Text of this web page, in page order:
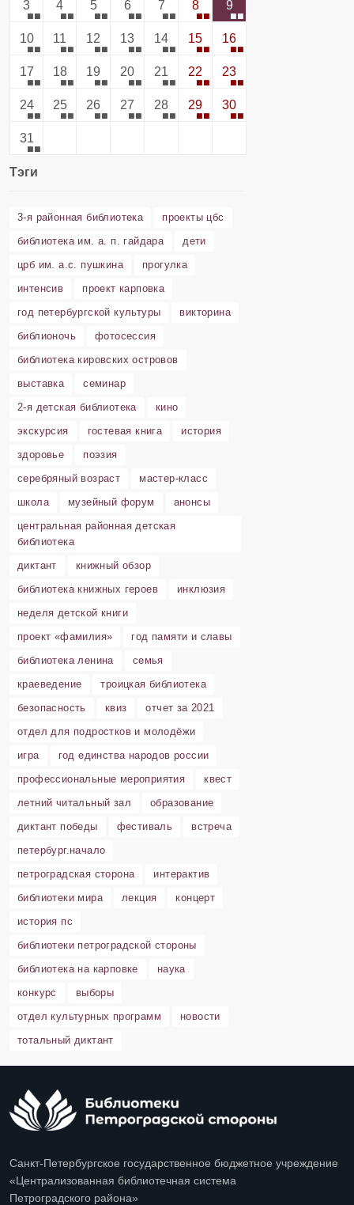
3 4 5 6 7 8 9
10 11 12 13 14 15 16
17 18 19 20 21 22 23
24 25 26 27 28 29 30
31
Тэги
3-я районная библиотека
проекты цбс
библиотека им. а. п. гайдара
дети
црб им. а.с. пушкина
прогулка
интенсив
проект карповка
год петербургской культуры
викторина
библионочь
фотосессия
библиотека кировских островов
выставка
семинар
2-я детская библиотека
кино
экскурсия
гостевая книга
история
здоровье
поэзия
серебряный возраст
мастер-класс
школа
музейный форум
анонсы
центральная районная детская
библиотека
диктант
книжный обзор
библиотека книжных героев
инклюзия
неделя детской книги
проект «фамилия»
год памяти и славы
библиотека ленина
семья
краеведение
троицкая библиотека
безопасность
квиз
отчет за 2021
отдел для подростков и молодёжи
игра
год единства народов россии
профессиональные мероприятия
квест
летний читальный зал
образование
диктант победы
фестиваль
встреча
петербург.начало
петроградская сторона
интерактив
библиотеки мира
лекция
концерт
история пс
библиотеки петроградской стороны
библиотека на карповке
наука
конкурс
выборы
отдел культурных программ
новости
тотальный диктант
Санкт-Петербургское государственное бюджетное учреждение
«Централизованная библиотечная система
Петроградского района»